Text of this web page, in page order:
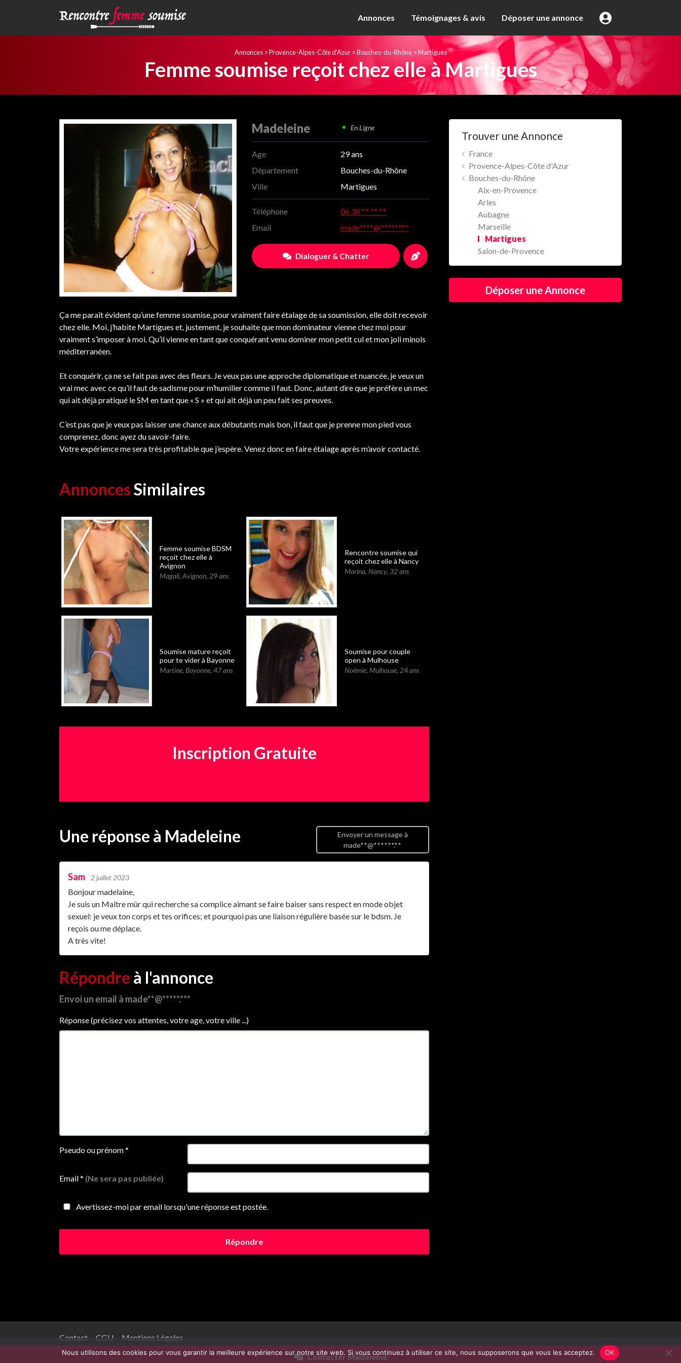
Annonces Témoignages & avis Déposer une annonce
Annonces>Provence-Alpes-Côte d'Azur>Bouches-du-Rhône>Martigues
Femme soumise reçoit chez elle à Martigues
Madeleine En Ligne
Age
29 ans
Département
Bouches-du-Rhône
Ville
Martigues
Téléphone
06 38 ** ** **
Email
made****@******.**
Dialoguer & Chatter
Ça me paraît évident qu’une femme soumise, pour vraiment faire étalage de sa soumission, elle doit recevoir
chez elle. Moi, j’habite Martigues et, justement, je souhaite que mon dominateur vienne chez moi pour
vraiment s’imposer à moi. Qu’il vienne en tant que conquérant venu dominer mon petit cul et mon joli minois
méditerranéen.
Et conquérir, ça ne se fait pas avec des fleurs. Je veux pas une approche diplomatique et nuancée, je veux un
vrai mec avec ce qu’il faut de sadisme pour m’humilier comme il faut. Donc, autant dire que je préfère un mec
qui ait déjà pratiqué le SM en tant que « S » et qui ait déjà un peu fait ses preuves.
C’est pas que je veux pas laisser une chance aux débutants mais bon, il faut que je prenne mon pied vous
comprenez, donc ayez du savoir-faire.
Votre expérience me sera très profitable que j’espère. Venez donc en faire étalage après m’avoir contacté.
AnnoncesSimilaires
Femme soumise BDSM
reçoit chez elle à
Avignon
Magali, Avignon, 29 ans
Rencontre soumise qui
reçoit chez elle à Nancy
Marina, Nancy, 32 ans
Soumise mature reçoit
pour te vider à Bayonne
Martine, Bayonne, 47 ans
Soumise pour couple
open à Mulhouse
Noémie, Mulhouse, 24 ans
Inscription Gratuite
Une réponse à Madeleine
Envoyer un message à
made**@******.**
Sam 2 juillet 2023
Bonjour madelaine,
Je suis un Maître mûr qui recherche sa complice aimant se faire baiser sans respect en mode objet
sexuel: je veux ton corps et tes orifices; et pourquoi pas une liaison régulière basée sur le bdsm. Je
reçois ou me déplace.
A très vite!
Répondre à l'annonce
Envoi un email à made**@*****.***
Réponse (précisez vos attentes, votre age, votre ville ...)
Pseudo ou prénom*
Email* (Ne sera pas publiée)
Avertissez-moi par email lorsqu'une réponse est postée.
Répondre
Trouver une Annonce
France
Provence-Alpes-Côte d'Azur
Bouches-du-Rhône
Aix-en-Provence
Arles
Aubagne
Marseille
Martigues
Salon-de-Provence
Déposer une Annonce
Contact CGU Mentions Légales
Contacter Madeleine
Nous utilisons des cookies pour vous garantir la meilleure expérience sur notre site web. Si vous continuez à utiliser ce site, nous supposerons que vous les acceptez. OK